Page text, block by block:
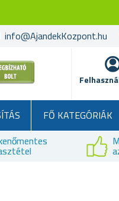
info@AjandekKozpont.hu
FŐ KATEGÓRIÁK